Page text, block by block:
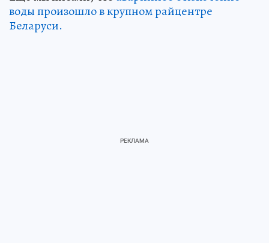
воды произошло в крупном райцентре
Беларуси.